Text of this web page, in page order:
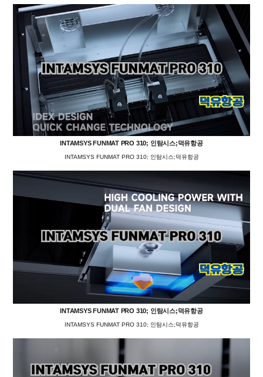
INTAMSYS FUNMAT PRO 310; 인탐시스;덕유항공
INTAMSYS FUNMAT PRO 310; 인탐시스;덕유항공
INTAMSYS FUNMAT PRO 310; 인탐시스;덕유항공
INTAMSYS FUNMAT PRO 310; 인탐시스;덕유항공